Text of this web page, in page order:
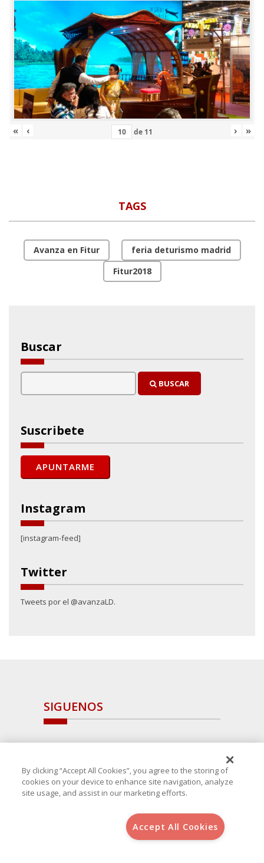
« ‹ de 11 › »
TAGS
Avanza en Fitur
feria deturismo madrid
Fitur2018
Buscar
BUSCAR
Suscribete
Instagram
[instagram-feed]
Twitter
Tweets por el @avanzaLD.
SIGUENOS
, S.L.U.(B-64405731) c/ San Norberto
By clicking “Accept All Cookies”, you agree to the storing of
cookies on your device to enhance site navigation, analyze
site usage, and assist in our marketing efforts.
Accept All Cookies